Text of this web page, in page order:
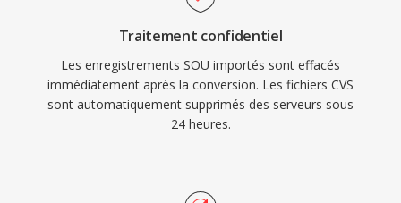
Traitement confidentiel
Les enregistrements SOU importés sont effacés
immédiatement après la conversion. Les fichiers CVS
sont automatiquement supprimés des serveurs sous
24 heures.